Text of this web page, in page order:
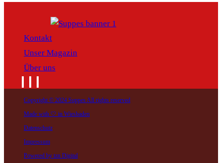
Kontakt
Unser Magazin
Über uns
Copyright © 2024 Suppes All rights reserved
Made with 🤍 in Wiesbaden
Datenschutz
Impressum
Powered by tzn Digital